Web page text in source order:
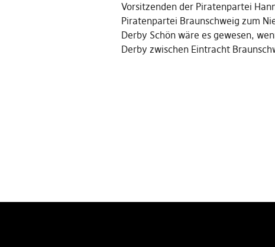
Vorsitzenden der Piratenpartei
Piratenpartei Braunschweig zum
Derby Schön wäre es gewesen,
Derby zwischen Eintracht